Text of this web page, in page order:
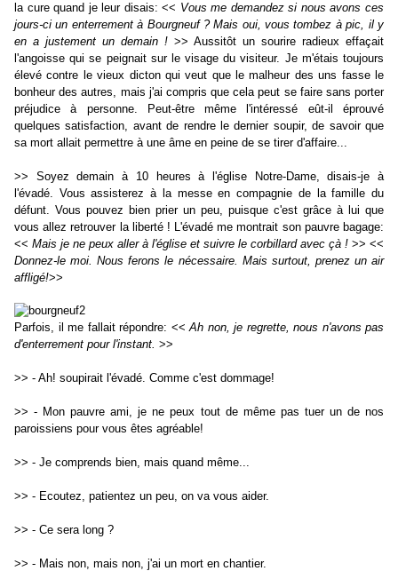
la cure quand je leur disais: << Vous me demandez si nous avons ces
jours-ci un enterrement à Bourgneuf ? Mais oui, vous tombez à pic, il y
en a justement un demain ! >> Aussitôt un sourire radieux effaçait
l'angoisse qui se peignait sur le visage du visiteur. Je m'étais toujours
élevé contre le vieux dicton qui veut que le malheur des uns fasse le
bonheur des autres, mais j'ai compris que cela peut se faire sans porter
préjudice à personne. Peut-être même l'intéressé eût-il éprouvé
quelques satisfaction, avant de rendre le dernier soupir, de savoir que
sa mort allait permettre à une âme en peine de se tirer d'affaire...
>> Soyez demain à 10 heures à l'église Notre-Dame, disais-je à
l'évadé. Vous assisterez à la messe en compagnie de la famille du
défunt. Vous pouvez bien prier un peu, puisque c'est grâce à lui que
vous allez retrouver la liberté ! L'évadé me montrait son pauvre bagage:
<< Mais je ne peux aller à l'église et suivre le corbillard avec çà ! >> <<
Donnez-le moi. Nous ferons le nécessaire. Mais surtout, prenez un air
affligé!>>
Parfois, il me fallait répondre: <<Ah non, je regrette, nous n'avons pas
d'enterrement pour l'instant. >>
>> - Ah! soupirait l'évadé. Comme c'est dommage!
>> - Mon pauvre ami, je ne peux tout de même pas tuer un de nos
paroissiens pour vous êtes agréable!
>> - Je comprends bien, mais quand même...
>> - Ecoutez, patientez un peu, on va vous aider.
>> - Ce sera long ?
>> - Mais non, mais non, j'ai un mort en chantier.